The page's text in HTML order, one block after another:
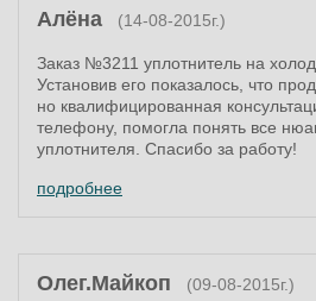
Алёна (14-08-2015г.)
Заказ №3211 уплотнитель на
Установив его показалось, что
но квалифицированная
телефону, помогла понять все
уплотнителя. Спасибо за работу!
подробнее
Олег.Майкоп (09-08-2015г.)